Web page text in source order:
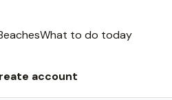
What to do today
account